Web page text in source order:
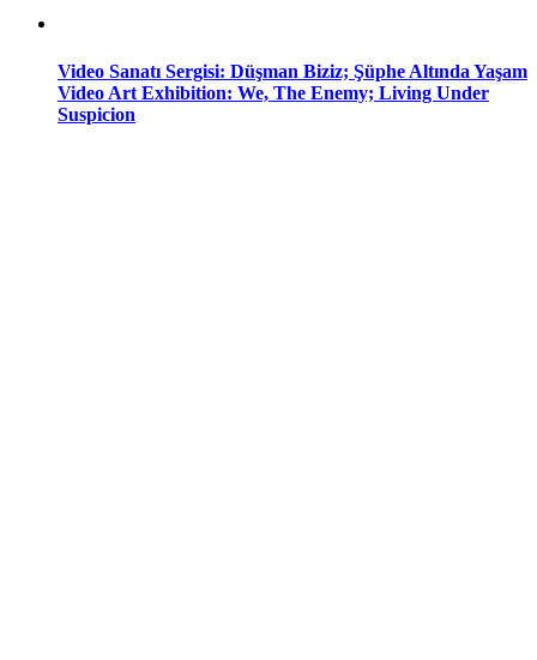
Video Sanatı Sergisi: Düşman Biziz; Şüphe Altında Yaşam
Video Art Exhibition: We, The Enemy; Living Under
Suspicion